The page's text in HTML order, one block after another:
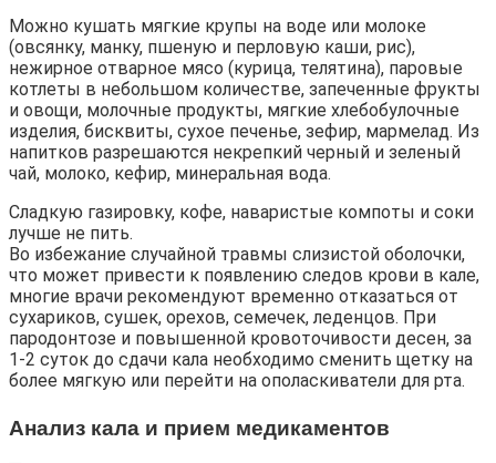
Можно кушать мягкие крупы на воде или молоке
(овсянку, манку, пшеную и перловую каши, рис),
нежирное отварное мясо (курица, телятина), паровые
котлеты в небольшом количестве, запеченные фрукты
и овощи, молочные продукты, мягкие хлебобулочные
изделия, бисквиты, сухое печенье, зефир, мармелад. Из
напитков разрешаются некрепкий черный и зеленый
чай, молоко, кефир, минеральная вода.
Сладкую газировку, кофе, наваристые компоты и соки
лучше не пить.
Во избежание случайной травмы слизистой оболочки,
что может привести к появлению следов крови в кале,
многие врачи рекомендуют временно отказаться от
сухариков, сушек, орехов, семечек, леденцов. При
пародонтозе и повышенной кровоточивости десен, за
1-2 суток до сдачи кала необходимо сменить щетку на
более мягкую или перейти на ополаскиватели для рта.
Анализ кала и прием медикаментов